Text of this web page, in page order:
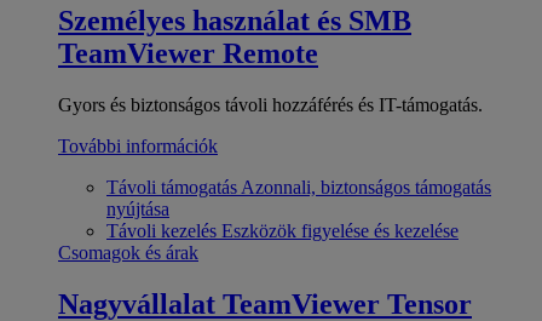
Személyes használat és SMB
TeamViewer Remote
Gyors és biztonságos távoli hozzáférés és IT-támogatás.
További információk
Távoli támogatás Azonnali, biztonságos támogatás
nyújtása
Távoli kezelés Eszközök figyelése és kezelése
Csomagok és árak
Nagyvállalat TeamViewer Tensor